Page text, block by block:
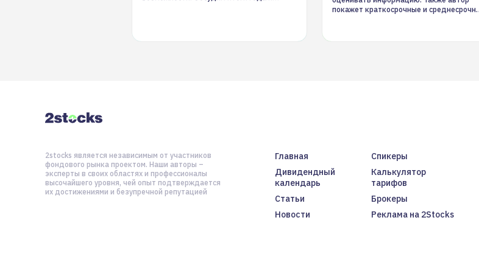
покажет краткосрочные и
Главная
Спикеры
Дивидендный
календарь
Калькулятор
тарифов
Статьи
Брокеры
Новости
Реклама на 2Stocks
2stocks является независимым от участников
фондового рынка проектом. Наши авторы –
эксперты в своих областях и профессионалы
высочайшего уровня, чей опыт подтверждается
их достижениями и безупречной репутацией